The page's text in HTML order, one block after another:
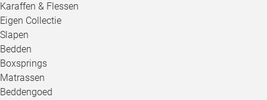
Karaffen & Flessen
Eigen Collectie
Slapen
Bedden
Boxsprings
Matrassen
Beddengoed